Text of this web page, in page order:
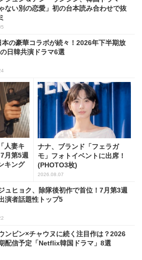
ない別の恋愛」初の台本読み合わせで抜
本の豪華コラボが続々！2026年下半期放
日韓共演ドラマ6選
人妻キ
月第5週
キング
ナナ、ブランド「フェラガ
モ」フォトイベントに出席！
(PHOTO3枚)
2026.08.07
ュヒョク、除隊後初作で首位！7月第3週
演者話題性トップ5
ンビン×チャウヌに続く注目作は？2026
配信予定「Netflix韓国ドラマ」8選